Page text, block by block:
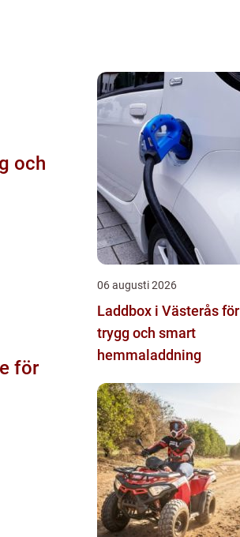
och
06 augusti 2026
Laddbox i Västerås för
trygg och smart
hemmaladdning